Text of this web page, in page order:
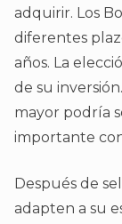
adquirir. Los
diferentes
años. La
de su
mayor podría
importante
Después de
adapten a su